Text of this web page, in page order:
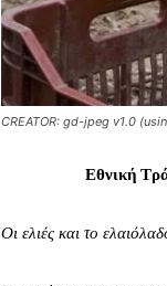
CREATOR: gd-jpeg v1.0
Εθνική
Οι ελιές και το